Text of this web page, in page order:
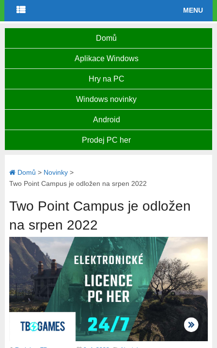
MENU
Domů
Aplikace Windows
Hry na PC
Windows novinky
Android
Prodej PC her
Domů > Novinky>
Two Point Campus je odložen na srpen 2022
Two Point Campus je odložen
na srpen 2022